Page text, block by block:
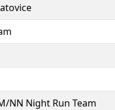
NN Night Run Team